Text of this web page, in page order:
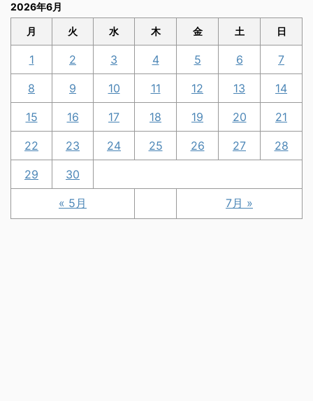
2026年6月
月 火 水 木 金 土 日
« 5月 7月 »
1 2 3 4 5 6 7
8 9 10 11 12 13 14
15 16 17 18 19 20 21
22 23 24 25 26 27 28
29 30